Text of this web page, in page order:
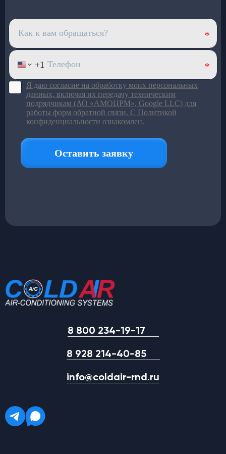
8 800 234-19-17
8 928 214-40-85
info@coldair-rnd.ru